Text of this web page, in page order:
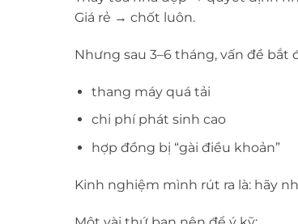
Giá rẻ → chốt luôn.
Nhưng sau 3–6 tháng, vấn đề bắt
thang máy quá tải
chi phí phát sinh cao
hợp đồng bị “gài điều khoản”
Kinh nghiệm mình rút ra là: hãy